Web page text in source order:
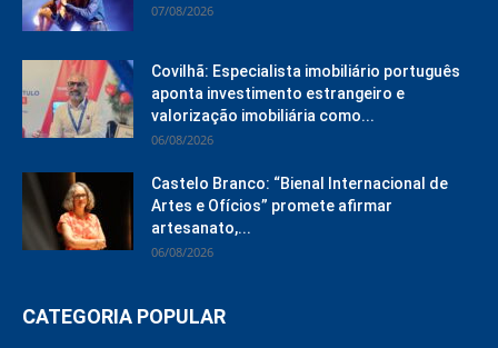
07/08/2026
Covilhã: Especialista imobiliário português
aponta investimento estrangeiro e
valorização imobiliária como...
06/08/2026
Castelo Branco: “Bienal Internacional de
Artes e Ofícios” promete afirmar
artesanato,...
06/08/2026
CATEGORIA POPULAR